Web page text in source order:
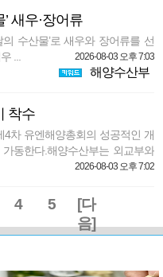
새우·장어류
수산물’로 새우와 장어류를 선
...
2026-08-03 오후 7:03
해양수산부
착수
차 유엔해양총회의 성공적인 개
동한다.해양수산부는 외교부와
2026-08-03 오후 7:02
4 5
[다
음]